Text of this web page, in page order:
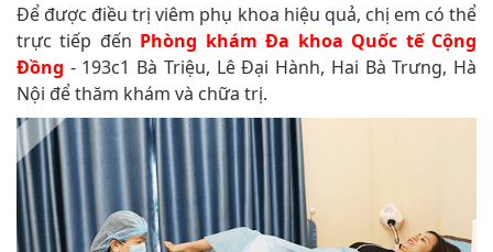
Để được điều trị viêm phụ khoa hiệu quả, chị em có thể
trực tiếp đến Phòng khám Đa khoa Quốc tế Cộng
Đồng - 193c1 Bà Triệu, Lê Đại Hành, Hai Bà Trưng, Hà
Nội để thăm khám và chữa trị.